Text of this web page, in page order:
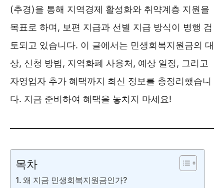
(추경)을 통해 지역경제 활성화와 취약계층 지원을
목표로 하며, 보편 지급과 선별 지급 방식이 병행 검
토되고 있습니다. 이 글에서는 민생회복지원금의 대
상, 신청 방법, 지역화폐 사용처, 예상 일정, 그리고
자영업자 추가 혜택까지 최신 정보를 총정리했습니
다. 지금 준비하여 혜택을 놓치지 마세요!
목차
왜 지금 민생회복지원금인가?